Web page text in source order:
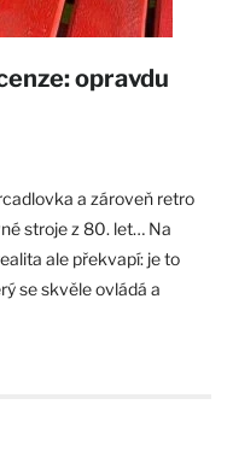
opravdu
a zároveň retro
stroje z 80. let… Na
ale překvapí: je to
se skvěle ovládá a